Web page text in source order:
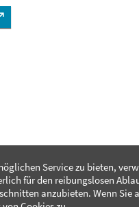
Service zu bieten,
für den reibungslosen
anzubieten. Wenn Sie